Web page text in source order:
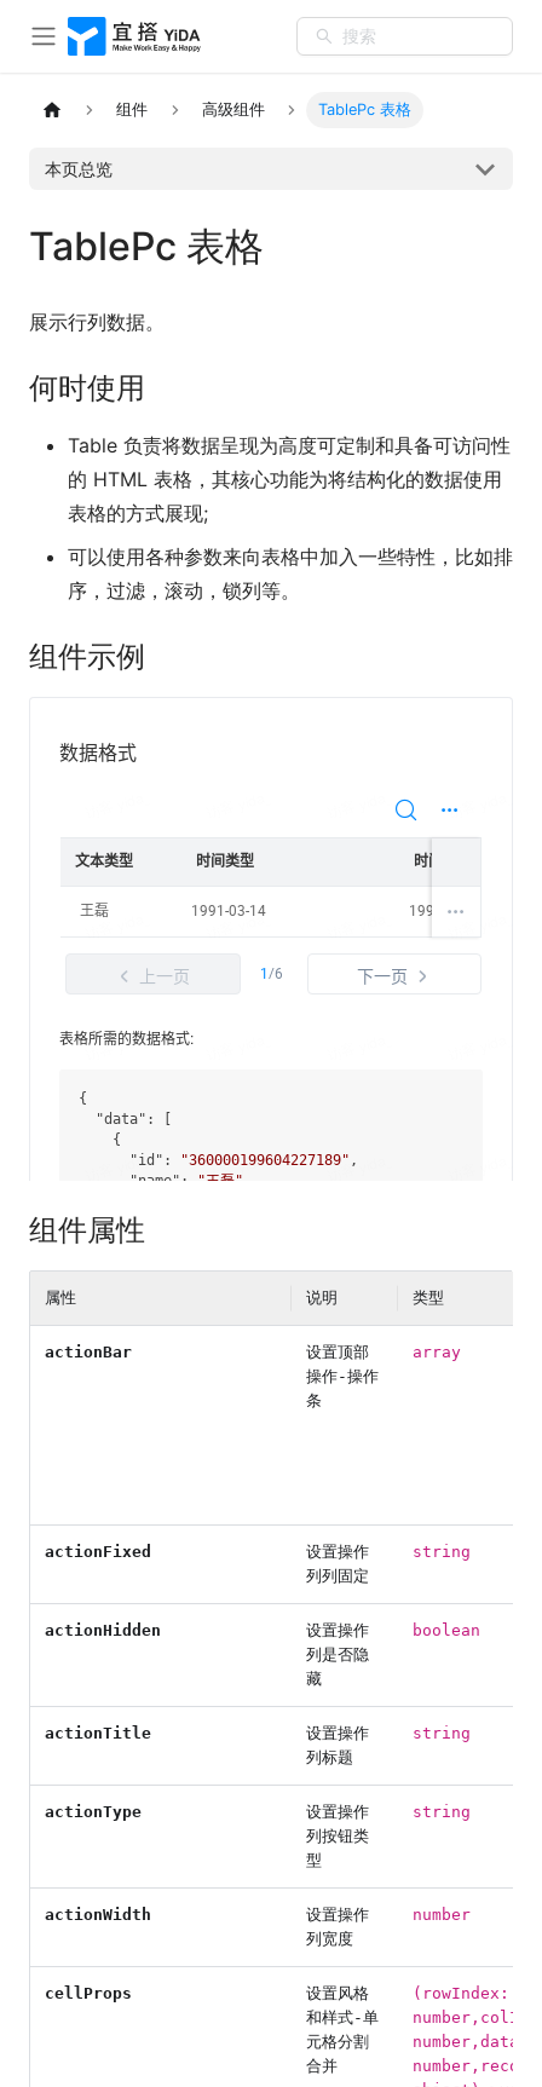
搜索
组件 高级组件 TablePc 表格
本页总览
TablePc 表格
展示行列数据。
何时使用
Table 负责将数据呈现为高度可定制和具备可访问性
的 HTML 表格，其核心功能为将结构化的数据使用
表格的方式展现;
可以使用各种参数来向表格中加入一些特性，比如排
序，过滤，滚动，锁列等。
组件示例
组件属性
属性 说明 类型
actionBar
设置顶部
操作-操作
条
array
actionFixed
设置操作
列列固定
string
actionHidden
设置操作
列是否隐
藏
boolean
actionTitle
设置操作
列标题
string
actionType
设置操作
列按钮类
型
string
actionWidth
设置操作
列宽度
number
cellProps
设置风格
和样式-单
元格分割
合并
(rowIndex: